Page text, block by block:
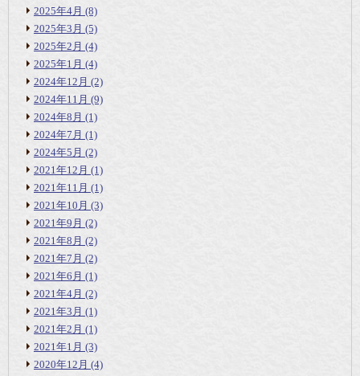
2025年4月 (8)
2025年3月 (5)
2025年2月 (4)
2025年1月 (4)
2024年12月 (2)
2024年11月 (9)
2024年8月 (1)
2024年7月 (1)
2024年5月 (2)
2021年12月 (1)
2021年11月 (1)
2021年10月 (3)
2021年9月 (2)
2021年8月 (2)
2021年7月 (2)
2021年6月 (1)
2021年4月 (2)
2021年3月 (1)
2021年2月 (1)
2021年1月 (3)
2020年12月 (4)